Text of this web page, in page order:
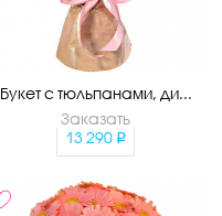
Букет с тюльпанами, ди...
Заказать
13 290